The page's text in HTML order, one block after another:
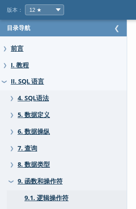
版本：
目录导航 ❮
❯ 前言
❯ I. 教程
❯ II. SQL 语言
❯ 4. SQL语法
❯ 5. 数据定义
❯ 6. 数据操纵
❯ 7. 查询
❯ 8. 数据类型
❯
9. 函数和操作符
9.1. 逻辑操作符